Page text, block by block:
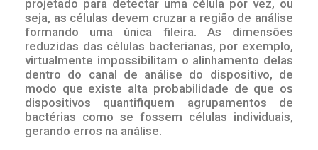
projetado para detectar uma célula por vez, ou
seja, as células devem cruzar a região de análise
formando uma única fileira. As dimensões
reduzidas das células bacterianas, por exemplo,
virtualmente impossibilitam o alinhamento delas
dentro do canal de análise do dispositivo, de
modo que existe alta probabilidade de que os
dispositivos quantifiquem agrupamentos de
bactérias como se fossem células individuais,
gerando erros na análise.